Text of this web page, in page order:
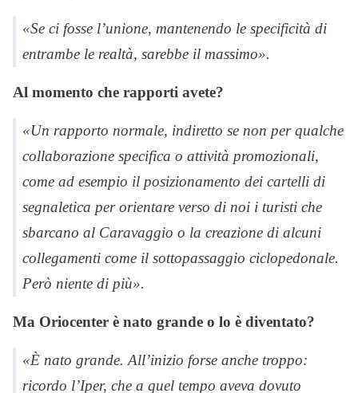
«Se ci fosse l’unione, mantenendo le specificità di
entrambe le realtà, sarebbe il massimo».
Al momento che rapporti avete?
«Un rapporto normale, indiretto se non per qualche
collaborazione specifica o attività promozionali,
come ad esempio il posizionamento dei cartelli di
segnaletica per orientare verso di noi i turisti che
sbarcano al Caravaggio o la creazione di alcuni
collegamenti come il sottopassaggio ciclopedonale.
Però niente di più».
Ma Oriocenter è nato grande o lo è diventato?
«È nato grande. All’inizio forse anche troppo:
ricordo l’Iper, che a quel tempo aveva dovuto